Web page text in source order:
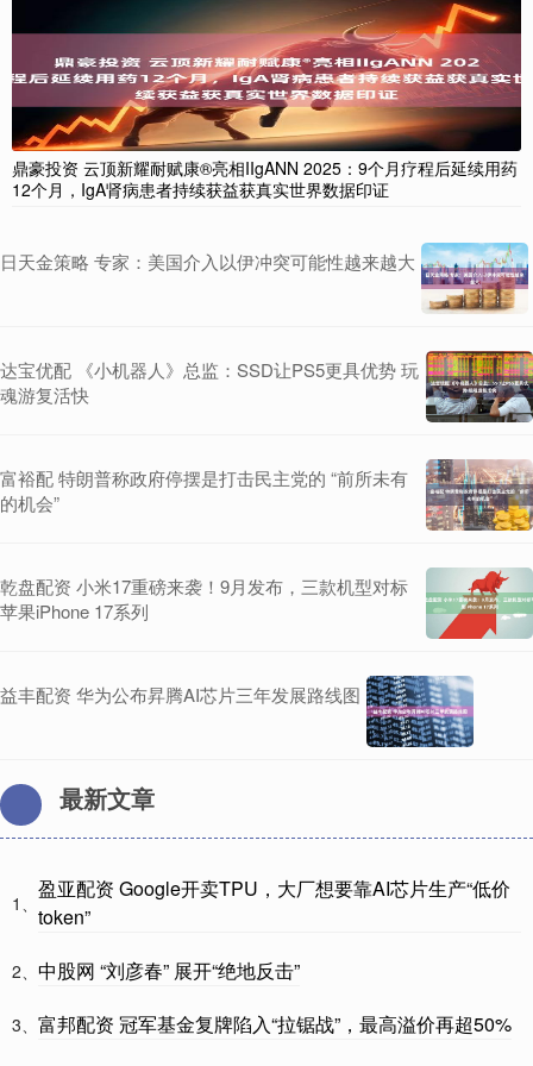
鼎豪投资 云顶新耀耐赋康®亮相IIgANN 2025：9个月疗程后延续用药
12个月，IgA肾病患者持续获益获真实世界数据印证
日天金策略 专家：美国介入以伊冲突可能性越来越大
达宝优配 《小机器人》总监：SSD让PS5更具优势 玩
魂游复活快
富裕配 特朗普称政府停摆是打击民主党的 “前所未有
的机会”
乾盘配资 小米17重磅来袭！9月发布，三款机型对标
苹果iPhone 17系列
益丰配资 华为公布昇腾AI芯片三年发展路线图
最新文章
1、
盈亚配资 Google开卖TPU，大厂想要靠AI芯片生产“低价
token”
2、 中股网 “刘彦春” 展开“绝地反击”
3、 富邦配资 冠军基金复牌陷入“拉锯战”，最高溢价再超50%